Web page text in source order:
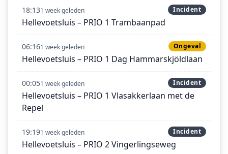
18:131 week geleden Incident
Hellevoetsluis – PRIO 1 Trambaanpad
06:161 week geleden Ongeval
Hellevoetsluis – PRIO 1 Dag Hammarskjöldlaan
00:051 week geleden Incident
Hellevoetsluis – PRIO 1 Vlasakkerlaan met de
Repel
19:191 week geleden Incident
Hellevoetsluis – PRIO 2 Vingerlingseweg